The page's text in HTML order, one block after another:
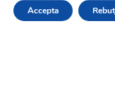
Procés
Accepta